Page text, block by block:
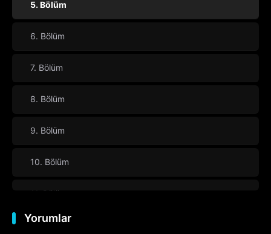
5. Bölüm
6. Bölüm
7. Bölüm
8. Bölüm
9. Bölüm
10. Bölüm
11. Bölüm
12. Bölüm
Yorumlar